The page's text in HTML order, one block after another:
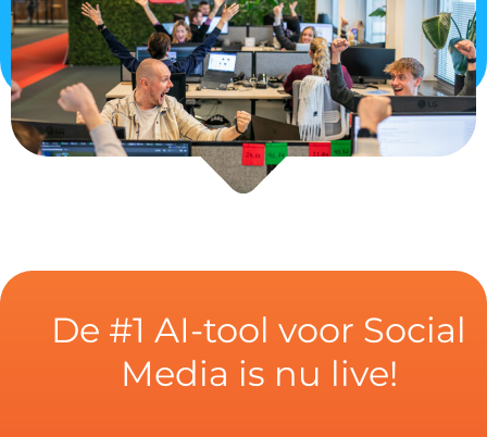
De #1 AI-tool voor Social
Media is nu live!